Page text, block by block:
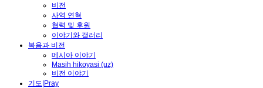
비전
사역 연혁
협력 및 후원
이야기와 갤러리
복음과 비전
메시아 이야기
Masih hikoyasi (uz)
비전 이야기
기도|Pray